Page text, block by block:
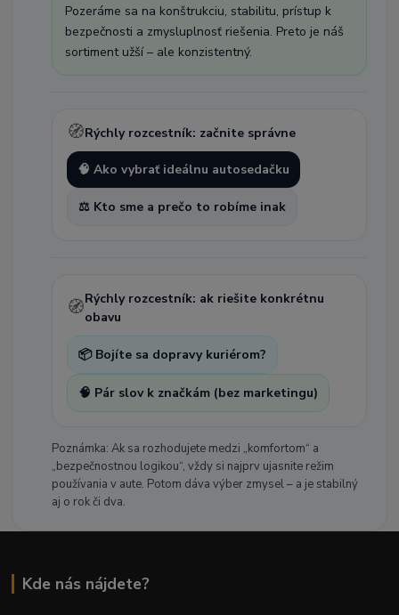
Pozeráme sa na konštrukciu, stabilitu, prístup k
bezpečnosti a zmysluplnosť riešenia. Preto je náš
sortiment užší – ale konzistentný.
🧭Rýchly rozcestník: začnite správne
🧠 Ako vybrať ideálnu autosedačku
⚖️ Kto sme a prečo to robíme inak
🧭Rýchly rozcestník: ak riešite konkrétnu
obavu
📦 Bojíte sa dopravy kuriérom?
🧠 Pár slov k značkám (bez marketingu)
Poznámka: Ak sa rozhodujete medzi „komfortom“ a
„bezpečnostnou logikou“, vždy si najprv ujasnite režim
používania v aute. Potom dáva výber zmysel – a je stabilný
aj o rok či dva.
Kde nás nájdete?